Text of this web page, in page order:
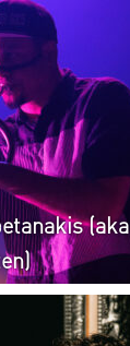
(aka